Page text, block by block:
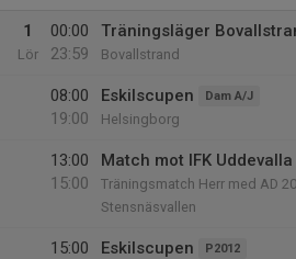
1
Lör
00:00
23:59
Träningsläger
Bovallstrand
08:00
19:00
Eskilscupen Dam A/J
Helsingborg
13:00
15:00
Match mot IFK Uddevalla
Träningsmatch Herr med AD
Stensnäsvallen
15:00
Eskilscupen P2012